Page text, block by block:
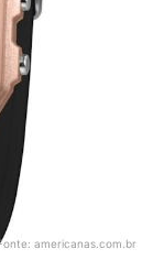
americanas.com.br